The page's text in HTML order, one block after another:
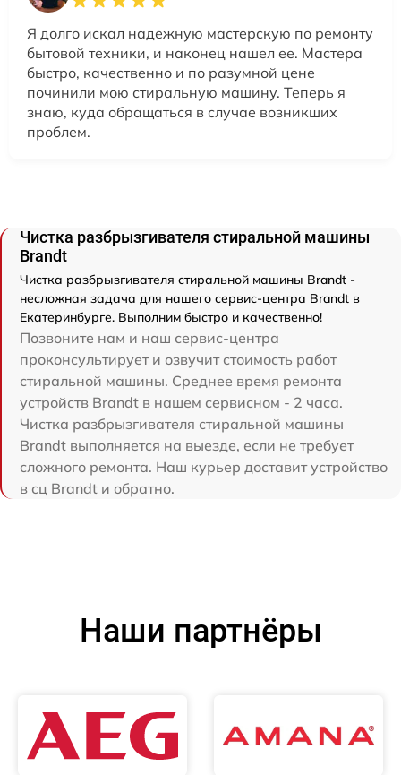
Я долго искал надежную мастерскую по ремонту
бытовой техники, и наконец нашел ее. Мастера
быстро, качественно и по разумной цене
починили мою стиральную машину. Теперь я
знаю, куда обращаться в случае возникших
проблем.
Чистка разбрызгивателя стиральной машины
Brandt
Чистка разбрызгивателя стиральной машины Brandt -
несложная задача для нашего сервис-центра Brandt в
Екатеринбурге. Выполним быстро и качественно!
Позвоните нам и наш сервис-центра
проконсультирует и озвучит стоимость работ
стиральной машины. Среднее время ремонта
устройств Brandt в нашем сервисном - 2 часа.
Чистка разбрызгивателя стиральной машины
Brandt выполняется на выезде, если не требует
сложного ремонта. Наш курьер доставит устройство
в сц Brandt и обратно.
Наши партнёры